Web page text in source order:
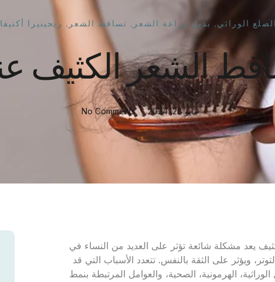
الصلع الوراثي, بديل زراعة الشعر , تساقط الشعر , ريجينيرا أكتيفا
الشعر الكثيف
مايو 28, 2024 No Comments
يعد مشكلة شائعة تؤثر على العديد من النساء في
ويؤثر على الثقة بالنفس. تتعدد الأسباب التي قد
الهرمونية، الصحية، والعوامل المرتبطة بنمط